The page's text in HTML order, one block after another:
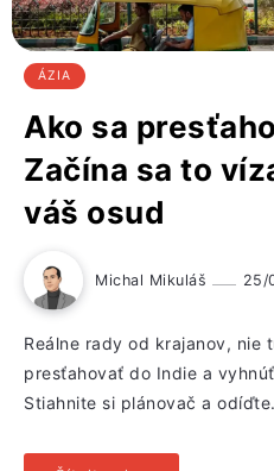
ÁZIA
Ako sa
Začína sa to
váš osud
Michal Mikuláš 25/
Reálne rady od krajanov, nie
presťahovať do Indie a
Stiahnite si plánovač a